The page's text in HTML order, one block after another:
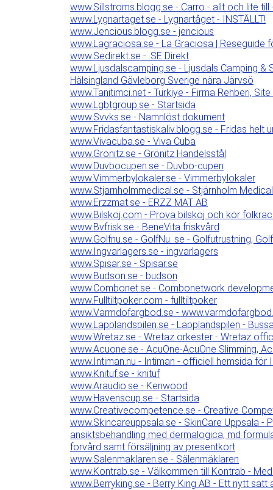
www.Sillstroms.blogg.se - Carro - allt och lite till
www.Lygnartaget.se - Lygnartåget - INSTÄLLT!
www.Jencious.blogg.se - jencious
www.Lagraciosa.se - La Graciosa | Reseguide
www.Sedirekt.se - .SE Direkt
www.Ljusdalscamping.se - Ljusdals Camping
Hälsingland Gävleborg Sverige nära Järvsö
www.Tanitimci.net - Türkiye - Firma Rehberi, Site
www.Lgbtgroup.se - Startsida
www.Svvks.se - Namnlöst dokument
www.Fridasfantastiskaliv.blogg.se - Fridas helt
www.Vivacuba.se - Viva Cuba
www.Gronitz.se - Grönitz Handelsstål
www.Duvbocupen.se - Duvbo-cupen
www.Vimmerbylokaler.se - Vimmerbylokaler
www.Stjarnholmmedical.se - Stjärnholm
www.Erzzmat.se - ERZZ MAT AB
www.Bilskoj.com - Prova bilskoj och kör
www.Bvfrisk.se - BeneVita friskvård
www.Golfnu.se - GolfNu. se - Golfutrustning,
www.Ingvarlagers.se - ingvarlagers
www.Spisar.se - Spisar.se
www.Budson.se - budson
www.Combonet.se - Combonetwork
www.Fulltiltpoker.com - fulltiltpoker
www.Varmdofargbod.se -
www.Lapplandspilen.se - Lapplandspilen -
www.Wretaz.se - Wretaz orkester - Wretaz
www.Acuone.se - AcuOne-AcuOne Slimming,
www.Intiman.nu - Intiman - officiell hemsida för
www.Knituf.se - knituf
www.Araudio.se - Kenwood
www.Havenscup.se - Startsida
www.Creativecompetence.se - Creative
www.Skincareuppsala.se - SkinCare Uppsala -
ansiktsbehandling med dermalogica, md
forvård samt försäljning av presentkort
www.Salenmaklaren.se - Sälenmäklaren
www.Kontrab.se - Välkommen till Kontrab -
www.Berryking.se - Berry King AB - Ett nytt